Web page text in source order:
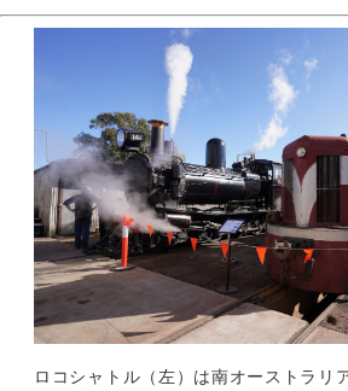
ロコシャトル（左）は南オーストラリ